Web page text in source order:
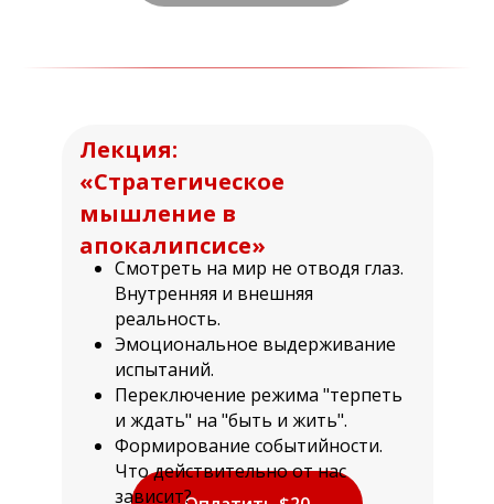
Лекция:
«Стратегическое
мышление в
апокалипсисе»
Смотреть на мир не отводя глаз.
Внутренняя и внешняя
реальность.
Эмоциональное выдерживание
испытаний.
Переключение режима "терпеть
и ждать" на "быть и жить".
Формирование событийности.
Что действительно от нас
зависит?